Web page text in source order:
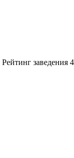
заведения